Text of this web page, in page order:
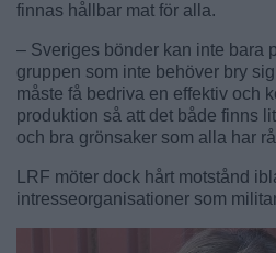
finnas hållbar mat för alla.
– Sveriges bönder kan inte bara
gruppen som inte behöver bry
måste få bedriva en effektiv och
produktion så att det både finns
och bra grönsaker som alla har
LRF möter dock hårt motstånd
intresseorganisationer som